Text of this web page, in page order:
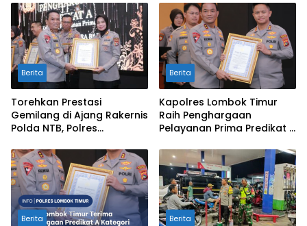
Berita
Torehkan Prestasi
Gemilang di Ajang Rakernis
Polda NTB, Polres
Penghargaan Pelayanan
Prima Kapolri
Berita
Kapolres Lombok Timur
Raih Penghargaan
Pelayanan Prima Predikat A
Berita Berita